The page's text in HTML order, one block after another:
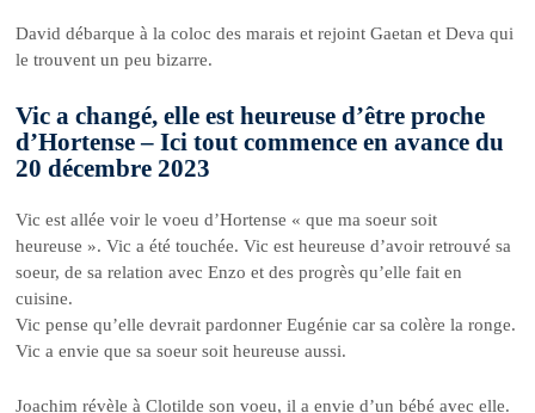
David débarque à la coloc des marais et rejoint Gaetan et Deva qui
le trouvent un peu bizarre.
Vic a changé, elle est heureuse d’être proche
d’Hortense – Ici tout commence en avance du
20 décembre 2023
Vic est allée voir le voeu d’Hortense « que ma soeur soit
heureuse ». Vic a été touchée. Vic est heureuse d’avoir retrouvé sa
soeur, de sa relation avec Enzo et des progrès qu’elle fait en
cuisine.
Vic pense qu’elle devrait pardonner Eugénie car sa colère la ronge.
Vic a envie que sa soeur soit heureuse aussi.
Joachim révèle à Clotilde son voeu, il a envie d’un bébé avec elle.